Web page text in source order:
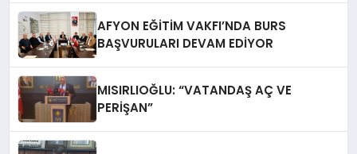
AFYON EĞİTİM VAKFI’NDA BURS
BAŞVURULARI DEVAM EDİYOR
MISIRLIOĞLU: “VATANDAŞ AÇ VE
PERİŞAN”